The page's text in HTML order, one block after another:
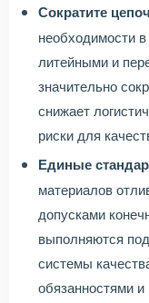
Сократите
необходимости
литейными и
значительно
снижает
риски для
Единые
материалов
допусками
выполняются
системы
обязанностями